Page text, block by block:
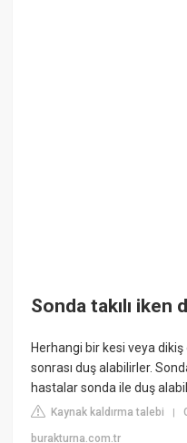
Sonda takılı iken
Herhangi bir kesi veya
sonrası duş alabilirler.
hastalar sonda ile duş
Kaynak kaldırma talebi |
burakturna.com.tr